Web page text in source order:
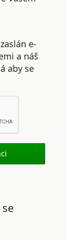
e-
a náš
aby se